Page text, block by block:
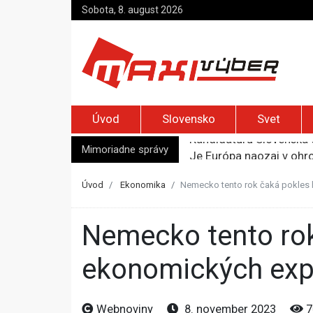
Sobota, 8. august 2026
Úvod Slovensko Svet
Mimoriadne správy
Je Európa naozaj v
Kyjev žiada EÚ o 220
Úvod Ekonomika Nemecko tento rok čaká
Nemecko tento rok čaká pokles hospodárstva, tvrdí panel
ekonomických
Webnoviny 8. november 2023